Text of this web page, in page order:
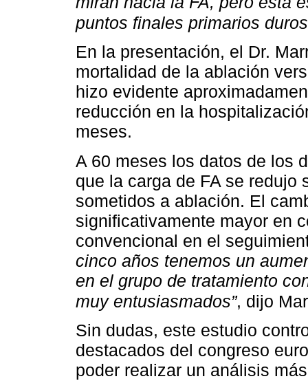
puntos finales primarios
En la presentación, el Dr.
mortalidad de la ablación
hizo evidente
reducción en la
meses.
A 60 meses los datos de los
que la carga de FA se
sometidos a ablación. El
significativamente mayor en
convencional en el
cinco años tenemos un
en el grupo de tratamiento
muy entusiasmados”, dijo
Sin dudas, este estudio
destacados del congreso
poder realizar un análisis